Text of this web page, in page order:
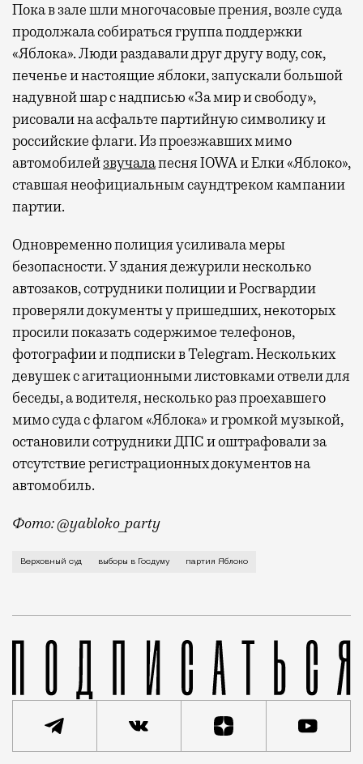
Пока в зале шли многочасовые прения, возле суда
продолжала собираться группа поддержки
«Яблока». Люди раздавали друг другу воду, сок,
печенье и настоящие яблоки, запускали большой
надувной шар с надписью «За мир и свободу»,
рисовали на асфальте партийную символику и
российские флаги. Из проезжавших мимо
автомобилейзвучалапесня IOWA и Елки «Яблоко»,
ставшая неофициальным саундтреком кампании
партии.
Одновременно полиция усиливала меры
безопасности. У здания дежурили несколько
автозаков, сотрудники полиции и Росгвардии
проверяли документы у пришедших, некоторых
просили показать содержимое телефонов,
фотографии и подписки в Telegram. Нескольких
девушек с агитационными листовками отвели для
беседы, а водителя, несколько раз проехавшего
мимо суда с флагом «Яблока» и громкой музыкой,
остановили сотрудники ДПС и оштрафовали за
отсутствие регистрационных документов на
автомобиль.
Фото: @yabloko_party
Таким образом, суд удовлетворил иск партии
Верховный суд выборы в Госдуму партия Яблоко